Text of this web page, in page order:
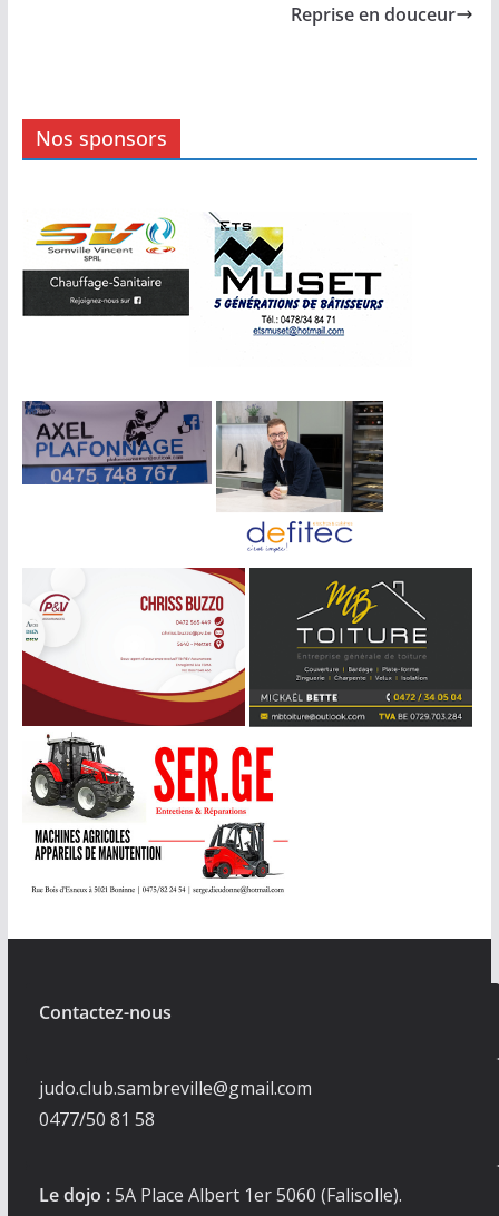
Reprise en douceur
Nos sponsors
Contactez-nous
judo.club.sambreville@gmail.com
0477/50 81 58
Le dojo :5A Place Albert 1er 5060 (Falisolle).